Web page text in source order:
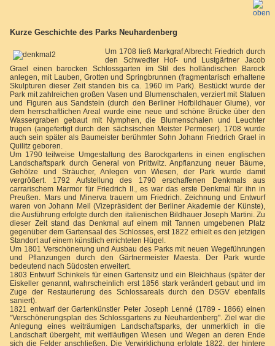
Kurze Geschichte des Parks Neuhardenberg
Um 1708 ließ Markgraf Albrecht Friedrich durch
den Schwedter Hof- und Lustgärtner Jacob
Grael einen barocken Schlossgarten im Stil des holländischen Barock
anlegen, mit Lauben, Grotten und Springbrunnen (fragmentarisch erhaltene
Skulpturen dieser Zeit standen bis ca. 1960 im Park). Bestückt wurde der
Park mit zahlreichen großen Vasen und Blumenschalen, verziert mit Statuen
und Figuren aus Sandstein (durch den Berliner Hofbildhauer Glume), vor
dem herrschaftlichen Areal wurde eine neue und schöne Brücke über den
Wassergraben gebaut mit Nymphen, die Blumenschalen und Leuchter
trugen (angefertigt durch den sächsischen Meister Permoser). 1708 wurde
auch sein später als Baumeister berühmter Sohn Johann Friedrich Grael in
Quilitz geboren.
Um 1790 teilweise Umgestaltung des Barockgartens in einen englischen
Landschaftspark durch General von Prittwitz. Anpflanzung neuer Bäume,
Gehölze und Sträucher, Anlegen von Wiesen, der Park wurde damit
vergrößert. 1792 Aufstellung des 1790 erschaffenen Denkmals aus
carrarischem Marmor für Friedrich II., es war das erste Denkmal für ihn in
Preußen. Mars und Minerva trauern um Friedrich. Zeichnung und Entwurf
waren von Johann Meil (Vizepräsident der Berliner Akademie der Künste),
die Ausführung erfolgte durch den italienischen Bildhauer Joseph Martini. Zu
dieser Zeit stand das Denkmal auf einem mit Tannen umgebenen Platz
gegenüber dem Gartensaal des Schlosses, erst 1822 erhielt es den jetzigen
Standort auf einem künstlich errichteten Hügel.
Um 1801 Verschönerung und Ausbau des Parks mit neuen Wegeführungen
und Pflanzungen durch den Gärtnermeister Maesta. Der Park wurde
bedeutend nach Südosten erweitert.
1803 Entwurf Schinkels für einen Gartensitz und ein Bleichhaus (später der
Eiskeller genannt, wahrscheinlich erst 1856 stark verändert gebaut und im
Zuge der Restaurierung des Schlossareals durch den DSGV ebenfalls
saniert).
1821 entwarf der Gartenkünstler Peter Joseph Lenné (1789 - 1866) einen
"Verschönerungsplan des Schlossgartens zu Neuhardenberg". Ziel war die
Anlegung eines weiträumigen Landschaftsparks, der unmerklich in die
Landschaft übergeht, mit weitläufigen Wiesen und Wegen an deren Ende
sich die Felder anschließen. Die Verwirklichung erfolgte 1822, der hintere